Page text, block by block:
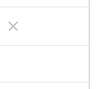
clear